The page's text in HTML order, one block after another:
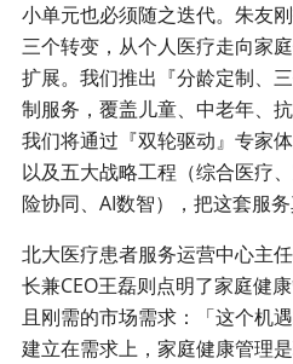
小单元也必须随之迭代。朱友
三个转变，从个人医疗走向家
扩展。我们推出『分龄定制、
制服务，覆盖儿童、中老年、
我们将通过『双轮驱动』专家
以及五大战略工程（综合医疗
险协同、AI数智），把这套服
北大医疗患者服务运营中心主
长兼CEO王磊则点明了家庭健
且刚需的市场需求：「这个机
建立在需求上，家庭健康管理